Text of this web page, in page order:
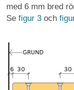
med 6 mm bred
Se figur 3och